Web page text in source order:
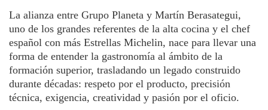
Escuela Universitaria
La alianza entre Grupo Planeta y Martín Berasategui,
uno de los grandes referentes de la alta cocina y el chef
español con más Estrellas Michelin, nace para llevar una
forma de entender la gastronomía al ámbito de la
formación superior, trasladando un legado construido
durante décadas: respeto por el producto, precisión
técnica, exigencia, creatividad y pasión por el oficio.